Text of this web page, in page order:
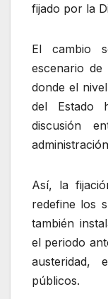
fijado por la
El cambio
escenario
donde el
del Estado
discusión
Así, la
redefine los
también
el periodo
austeridad,
públicos.